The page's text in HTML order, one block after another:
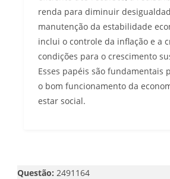
renda para diminuir
manutenção da estabilidade
inclui o controle da inflação e a
condições para o crescimento
Esses papéis são fundamentais
o bom funcionamento da
estar social.
Questão: 2491164